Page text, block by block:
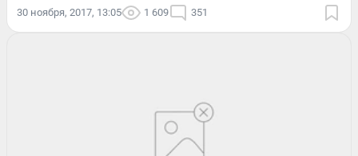
30 ноября, 2017, 13:05 1 609 351